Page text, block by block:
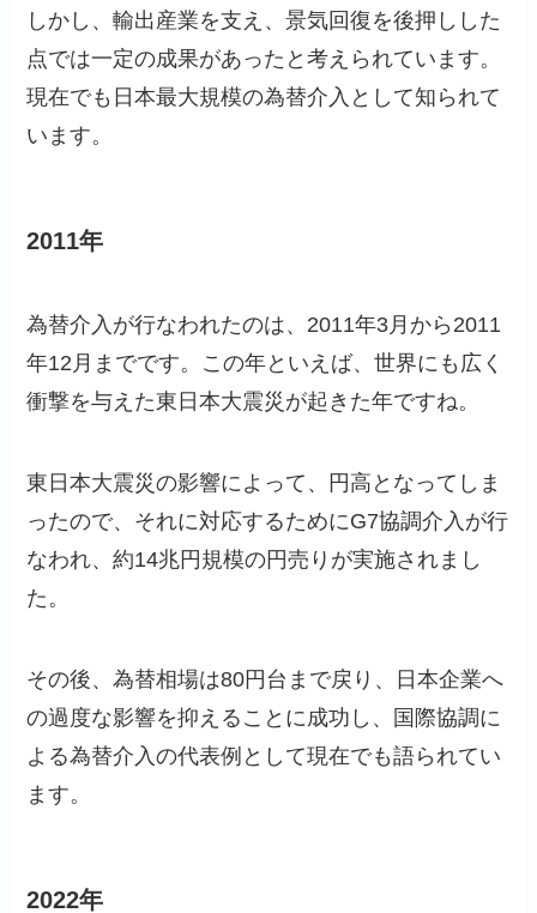
しかし、輸出産業を支え、景気回復を後押しした
点では一定の成果があったと考えられています。
現在でも日本最大規模の為替介入として知られて
います。
2011年
為替介入が行なわれたのは、2011年3月から2011
年12月までです。この年といえば、世界にも広く
衝撃を与えた東日本大震災が起きた年ですね。
東日本大震災の影響によって、円高となってしま
ったので、それに対応するためにG7協調介入が行
なわれ、約14兆円規模の円売りが実施されまし
た。
その後、為替相場は80円台まで戻り、日本企業へ
の過度な影響を抑えることに成功し、国際協調に
よる為替介入の代表例として現在でも語られてい
ます。
2022年